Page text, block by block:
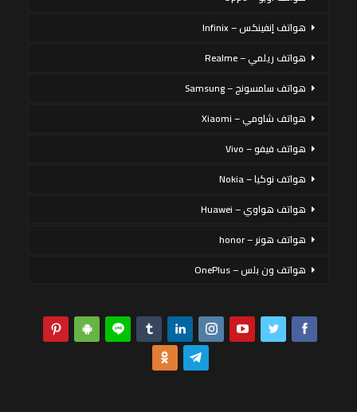
هواتف إنفينكس – Infinix
هواتف ريلمي – Realme
هواتف سامسونج – Samsung
هواتف شاومي – Xiaomi
هواتف فيفو – Vivo
هواتف نوكيا – Nokia
هواتف هواوي – Huawei
هواتف هونر – honor
هواتف ون بلس – OnePlus